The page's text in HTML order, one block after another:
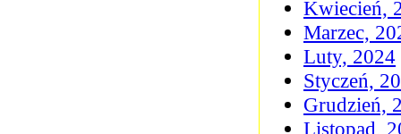
Kwiecień,
Marzec,
Luty, 2024
Styczeń,
Grudzień,
Listopad,